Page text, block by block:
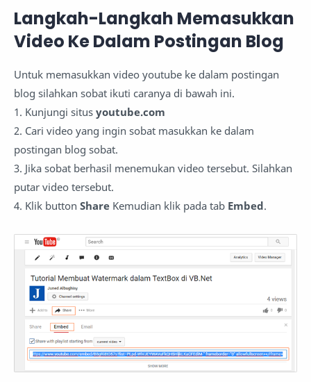
Langkah-Langkah Memasukkan
Video Ke Dalam Postingan Blog
Untuk memasukkan video youtube ke dalam postingan
blog silahkan sobat ikuti caranya di bawah ini.
1. Kunjungi situs youtube.com
2. Cari video yang ingin sobat masukkan ke dalam
postingan blog sobat.
3. Jika sobat berhasil menemukan video tersebut. Silahkan
putar video tersebut.
4. Klik button Share Kemudian klik pada tab Embed.